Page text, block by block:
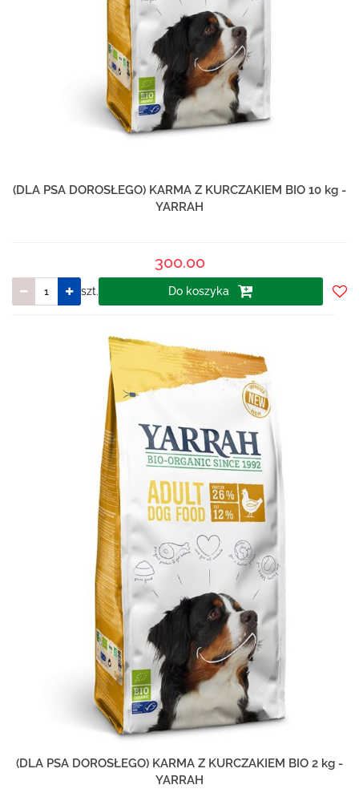
(DLA PSA DOROSŁEGO) KARMA Z KURCZAKIEM BIO 10 kg -
YARRAH
300.00
szt. Do koszyka
(DLA PSA DOROSŁEGO) KARMA Z KURCZAKIEM BIO 2 kg -
YARRAH